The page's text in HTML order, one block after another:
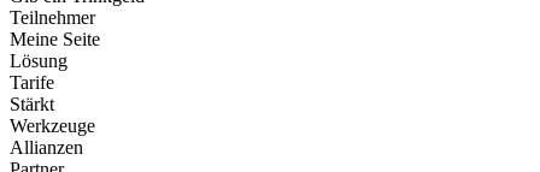
Teilnehmer
Meine Seite
Lösung
Tarife
Stärkt
Werkzeuge
Allianzen